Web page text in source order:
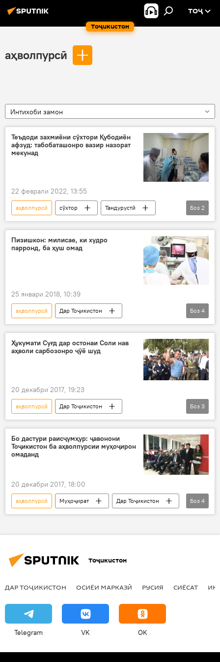
Тоҷикистон
ТОҶ
аҳволпурсӣ
Интихоби замон
Теъдоди захмиёни сӯхтори Қубодиён
афзуд: табобаташонро вазир назорат
мекунад
22 феврали 2022, 13:55
аҳволпурсӣ сӯхтор
Тандурустӣ
Вазорати тандурустӣ
Қубодиён
Боз 2
Пизишкон: милисае, ки худро
парронд, ба ҳуш омад
25 январи 2018, 10:39
аҳволпурсӣ
Дар Тоҷикистон
Ҳамаи хабарҳо
Исфара
милиса
худкушӣ
Боз 4
Ҳукумати Суғд дар остонаи Соли нав
аҳволи сарбозонро ҷӯё шуд
20 декабри 2017, 19:23
аҳволпурсӣ
Дар Тоҷикистон
Ҳамаи хабарҳо
Суғд сарбоз
Боз 3
Бо дастури раисҷумҳур: ҷавонони
Тоҷикистон ба аҳволпурсии муҳоҷирон
омаданд
20 декабри 2017, 18:00
аҳволпурсӣ Муҳоҷират
Дар Тоҷикистон
Осиёи Марказӣ
Ҳамаи хабарҳо
Боз 4
Тоҷикистон
ДАР ТОҶИКИСТОН ОСИЁИ МАРКАЗӢ РУСИЯ СИЁСАТ
Telegram VK OK